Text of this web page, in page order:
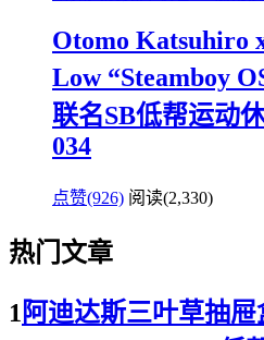
Otomo Katsuhiro
Low “Steamboy
联名SB低帮运动
034
点赞(926) 阅读(2,330)
热门文章
1 阿迪达斯三叶草抽